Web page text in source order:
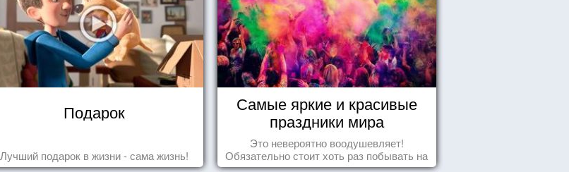
Подарок
Лучший подарок в жизни - сама жизнь!
Самые яркие и красивые
праздники мира
Это невероятно воодушевляет!
Обязательно стоит хоть раз побывать на
подобных мероприятиях и получить